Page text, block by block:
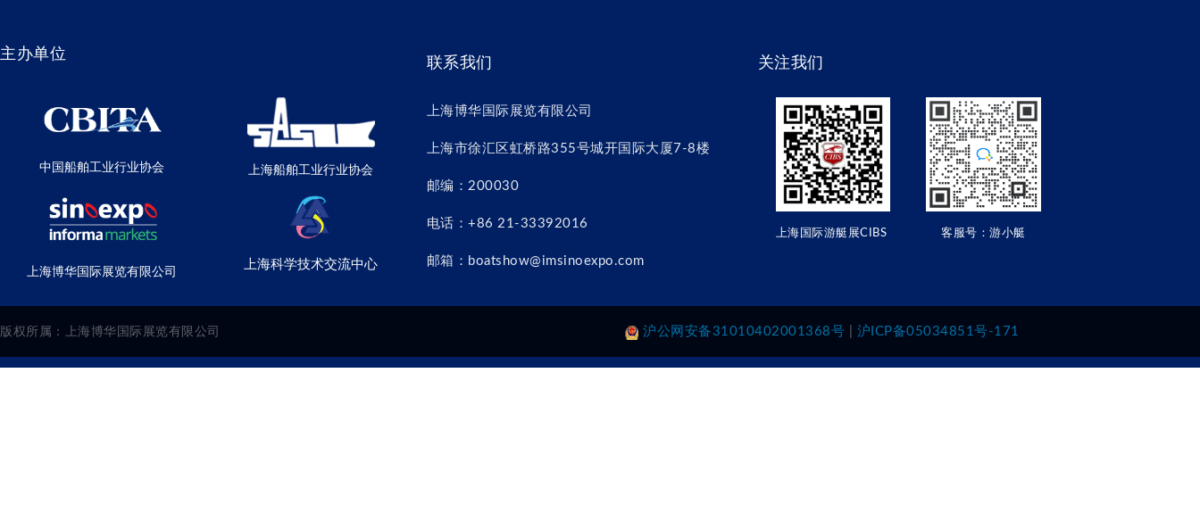
主办单位
中国船舶工业行业协会
上海博华国际展览有限公司
上海船舶工业行业协会
上海科学技术交流中心
联系我们
上海博华国际展览有限公司
上海市徐汇区虹桥路355号城开国际大厦7-8楼
邮编：200030
电话：+86 21-33392016
邮箱：boatshow@imsinoexpo.com
关注我们
上海国际游艇展CIBS 客服号：游小艇
版权所属：上海博华国际展览有限公司 沪公网安备31010402001368号 沪ICP备05034851号-171